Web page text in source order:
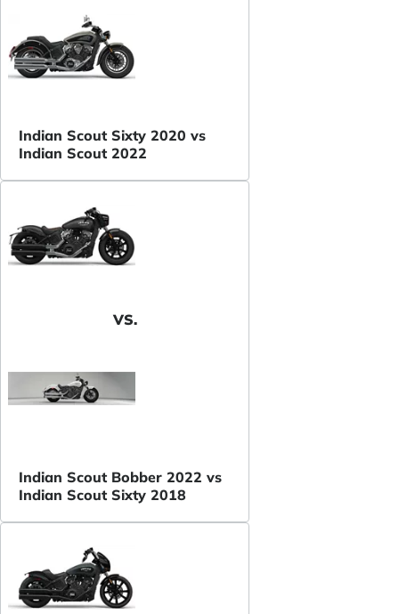
Indian Scout Sixty 2020 vs
Indian Scout 2022
VS.
Indian Scout Bobber 2022 vs
Indian Scout Sixty 2018